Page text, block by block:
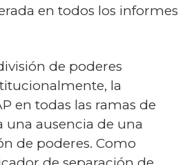
en todos los informes
de poderes
la
en todas las ramas de
una ausencia de una
de poderes. Como